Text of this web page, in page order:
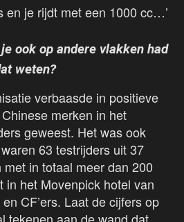
en je rijdt met een 1000 cc…’
ook op andere vlakken had
weten?
verbaasde in positieve
merken in het
geweest. Het was ook
63 testrijders uit 37
in totaal meer dan 200
in het Movenpick hotel van
CF’ers. Laat de cijfers op